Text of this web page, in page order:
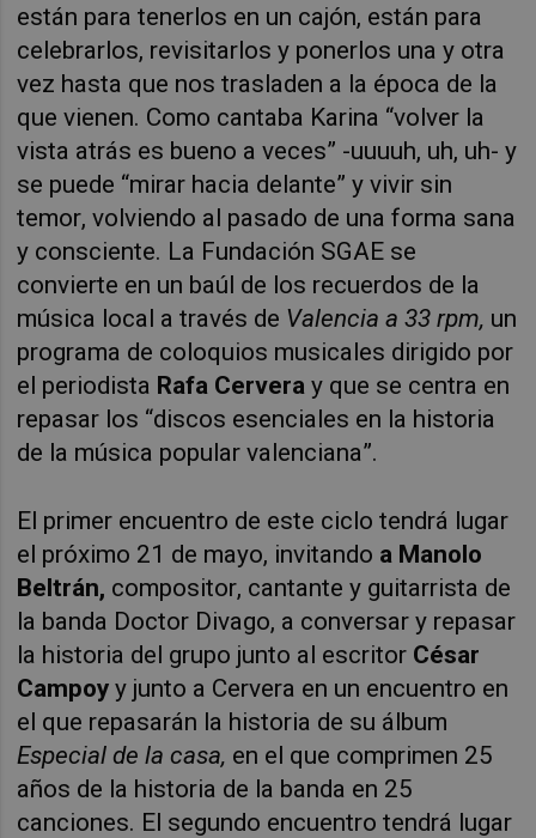
están para tenerlos en un cajón, están para
celebrarlos, revisitarlos y ponerlos una y otra
vez hasta que nos trasladen a la época de la
que vienen. Como cantaba Karina “volver la
vista atrás es bueno a veces” -uuuuh, uh, uh- y
se puede “mirar hacia delante” y vivir sin
temor, volviendo al pasado de una forma sana
y consciente. La Fundación SGAE se
convierte en un baúl de los recuerdos de la
música local a través de Valencia a 33 rpm, un
programa de coloquios musicales dirigido por
el periodista Rafa Cerveray que se centra en
repasar los “discos esenciales en la historia
de la música popular valenciana”.
El primer encuentro de este ciclo tendrá lugar
el próximo 21 de mayo, invitando a Manolo
Beltrán, compositor, cantante y guitarrista de
la banda Doctor Divago, a conversar y repasar
la historia del grupo junto al escritor César
Campoyy junto a Cervera en un encuentro en
el que repasarán la historia de su álbum
Especial de la casa, en el que comprimen 25
años de la historia de la banda en 25
canciones. El segundo encuentro tendrá lugar